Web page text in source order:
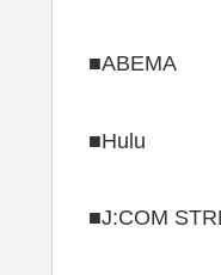
■ABEMA
■Hulu
■J:COM